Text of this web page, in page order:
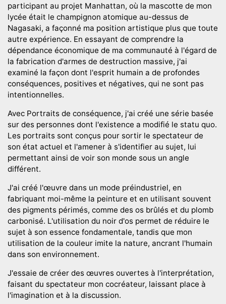
participant au projet Manhattan, où la mascotte de mon
lycée était le champignon atomique au-dessus de
Nagasaki, a façonné ma position artistique plus que toute
autre expérience. En essayant de comprendre la
dépendance économique de ma communauté à l'égard de
la fabrication d'armes de destruction massive, j'ai
examiné la façon dont l'esprit humain a de profondes
conséquences, positives et négatives, qui ne sont pas
intentionnelles.
Avec Portraits de conséquence, j'ai créé une série basée
sur des personnes dont l'existence a modifié le statu quo.
Les portraits sont conçus pour sortir le spectateur de
son état actuel et l'amener à s'identifier au sujet, lui
permettant ainsi de voir son monde sous un angle
différent.
J'ai créé l'œuvre dans un mode préindustriel, en
fabriquant moi-même la peinture et en utilisant souvent
des pigments périmés, comme des os brûlés et du plomb
carbonisé. L'utilisation du noir d'os permet de réduire le
sujet à son essence fondamentale, tandis que mon
utilisation de la couleur imite la nature, ancrant l'humain
dans son environnement.
J'essaie de créer des œuvres ouvertes à l'interprétation,
faisant du spectateur mon cocréateur, laissant place à
l'imagination et à la discussion.